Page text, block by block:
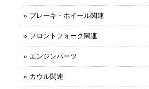
ブレーキ・ホイール関連
フロントフォーク関連
エンジンパーツ
カウル関連